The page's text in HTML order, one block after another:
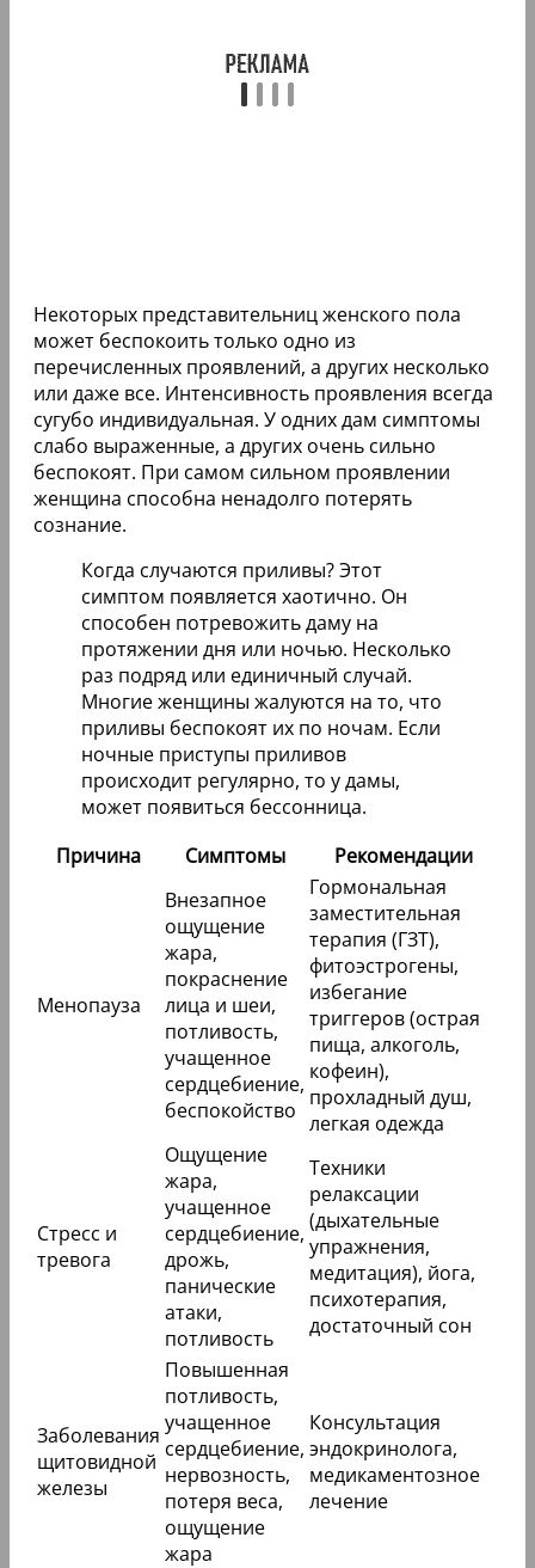
Некоторых представительниц женского пола
может беспокоить только одно из
перечисленных проявлений, а других несколько
или даже все. Интенсивность проявления всегда
сугубо индивидуальная. У одних дам симптомы
слабо выраженные, а других очень сильно
беспокоят. При самом сильном проявлении
женщина способна ненадолго потерять
сознание.
Когда случаются приливы? Этот
симптом появляется хаотично. Он
способен потревожить даму на
протяжении дня или ночью. Несколько
раз подряд или единичный случай.
Многие женщины жалуются на то, что
приливы беспокоят их по ночам. Если
ночные приступы приливов
происходит регулярно, то у дамы,
может появиться бессонница.
Причина
Симптомы Рекомендации
Менопауза
Внезапное
ощущение
жара,
покраснение
лица и шеи,
потливость,
учащенное
сердцебиение,
беспокойство
Гормональная
заместительная
терапия (ГЗТ),
фитоэстрогены,
избегание
триггеров (острая
пища, алкоголь,
кофеин),
прохладный душ,
легкая одежда
Стресс и
тревога
Ощущение
жара,
учащенное
сердцебиение,
дрожь,
панические
атаки,
потливость
Техники
релаксации
(дыхательные
упражнения,
медитация), йога,
психотерапия,
достаточный сон
Заболевания
щитовидной
железы
Повышенная
потливость,
учащенное
сердцебиение,
нервозность,
потеря веса,
ощущение
жара
Консультация
эндокринолога,
медикаментозное
лечение